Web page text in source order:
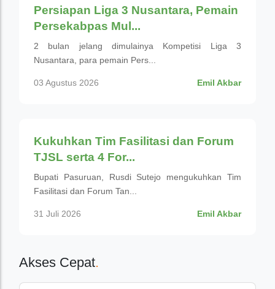
Persiapan Liga 3 Nusantara, Pemain
Persekabpas Mul...
2 bulan jelang dimulainya Kompetisi Liga 3
Nusantara, para pemain Pers...
03 Agustus 2026 Emil Akbar
Kukuhkan Tim Fasilitasi dan Forum
TJSL serta 4 For...
Bupati Pasuruan, Rusdi Sutejo mengukuhkan Tim
Fasilitasi dan Forum Tan...
31 Juli 2026 Emil Akbar
Akses Cepat.